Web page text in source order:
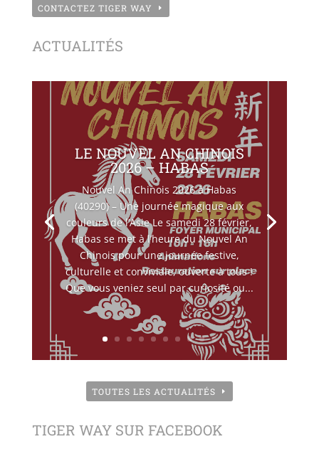
CONTACTEZ TIGER WAY
ACTUALITÉS
LE NOUVEL AN CHINOIS
2026 – HABAS
Nouvel An Chinois 2026 à Habas
(40290) – Une journée magique aux
couleurs de l’Asie Le samedi 28 février,
Habas se met à l’heure du Nouvel An
Chinois pour une journée festive,
culturelle et conviviale, ouverte à tous !
Que vous veniez seul par curiosité ou...
TOUTES LES ACTUALITÉS
TIGER WAY SUR FACEBOOK